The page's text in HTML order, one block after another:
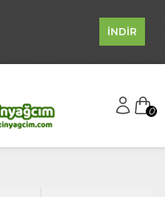
İNDİR
0